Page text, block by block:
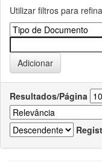
Utilizar filtros para
Resultados/Página